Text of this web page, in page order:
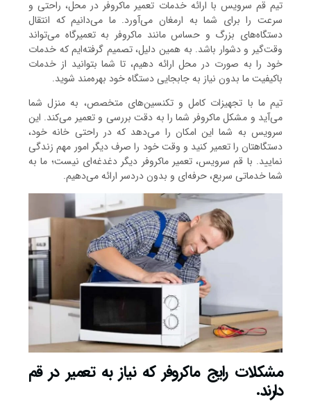
تیم قم سرویس با ارائه خدمات تعمیر ماکروفر در محل، راحتی و
سرعت را برای شما به ارمغان می‌آورد. ما می‌دانیم که انتقال
دستگاه‌های بزرگ و حساس مانند ماکروفر به تعمیرگاه می‌تواند
وقت‌گیر و دشوار باشد. به همین دلیل، تصمیم گرفته‌ایم که خدمات
خود را به صورت در محل ارائه دهیم، تا شما بتوانید از خدمات
باکیفیت ما بدون نیاز به جابجایی دستگاه خود بهره‌مند شوید.
تیم ما با تجهیزات کامل و تکنسین‌های متخصص، به منزل شما
می‌آید و مشکل ماکروفر شما را به دقت بررسی و تعمیر می‌کند. این
سرویس به شما این امکان را می‌دهد که در راحتی خانه خود،
دستگاهتان را تعمیر کنید و وقت خود را صرف دیگر امور مهم زندگی
نمایید. با قم سرویس، تعمیر ماکروفر دیگر دغدغه‌ای نیست؛ ما به
شما خدماتی سریع، حرفه‌ای و بدون دردسر ارائه می‌دهیم.
مشکلات رایج ماکروفر که نیاز به تعمیر در قم
دارند.